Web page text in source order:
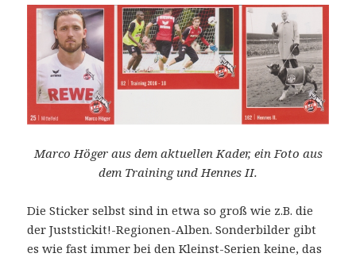
Marco Höger aus dem aktuellen Kader, ein Foto aus
dem Training und Hennes II.
Die Sticker selbst sind in etwa so groß wie z.B. die
der Juststickit!-Regionen-Alben. Sonderbilder gibt
es wie fast immer bei den Kleinst-Serien keine, das